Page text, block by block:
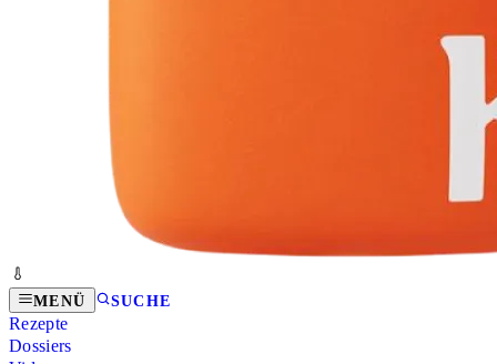
MENÜ SUCHE
Rezepte
Dossiers